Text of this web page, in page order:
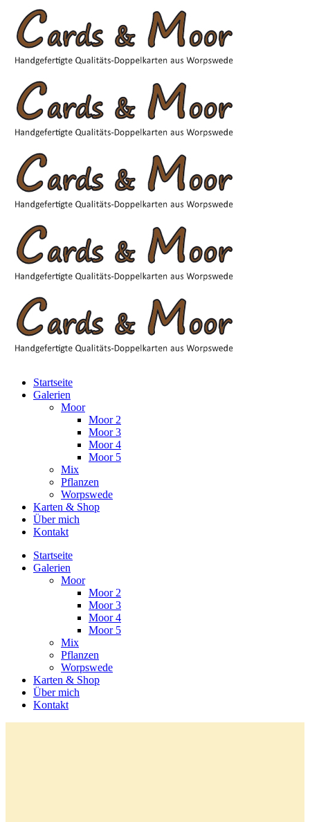
Startseite
Galerien
Moor
Moor 2
Moor 3
Moor 4
Moor 5
Mix
Pflanzen
Worpswede
Karten & Shop
Über mich
Kontakt
Startseite
Galerien
Moor
Moor 2
Moor 3
Moor 4
Moor 5
Mix
Pflanzen
Worpswede
Karten & Shop
Über mich
Kontakt